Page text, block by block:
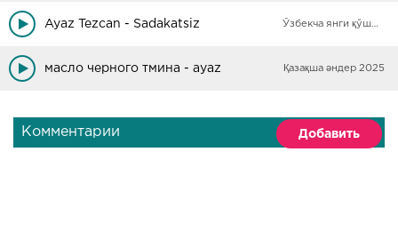
Ayaz Tezcan - Sadakatsiz Ўзбекча янги қўшиқлар
масло черного тмина - ayaz Қазақша әндер 2025
Комментарии Добавить